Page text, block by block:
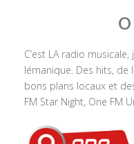
C’est LA radio
lémanique. Des hits, de
bons plans locaux et
FM Star Night, One FM